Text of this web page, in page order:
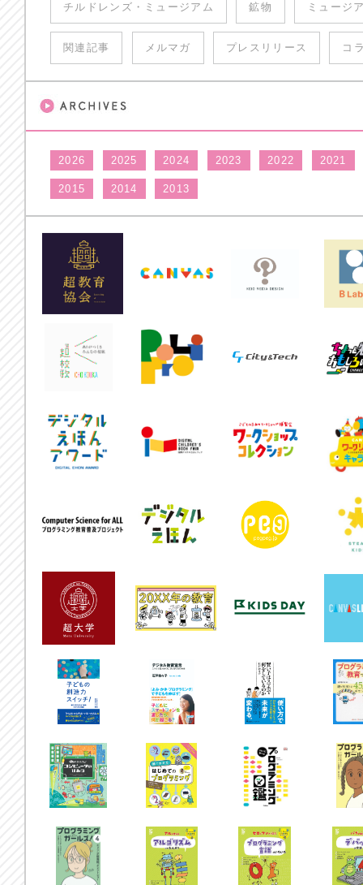
チルドレンズ・ミュージアム 鉱物 ミュージ
関連記事 メルマガ プレスリリース コ
2026 2025 2024 2023 2022 2021
2015 2014 2013